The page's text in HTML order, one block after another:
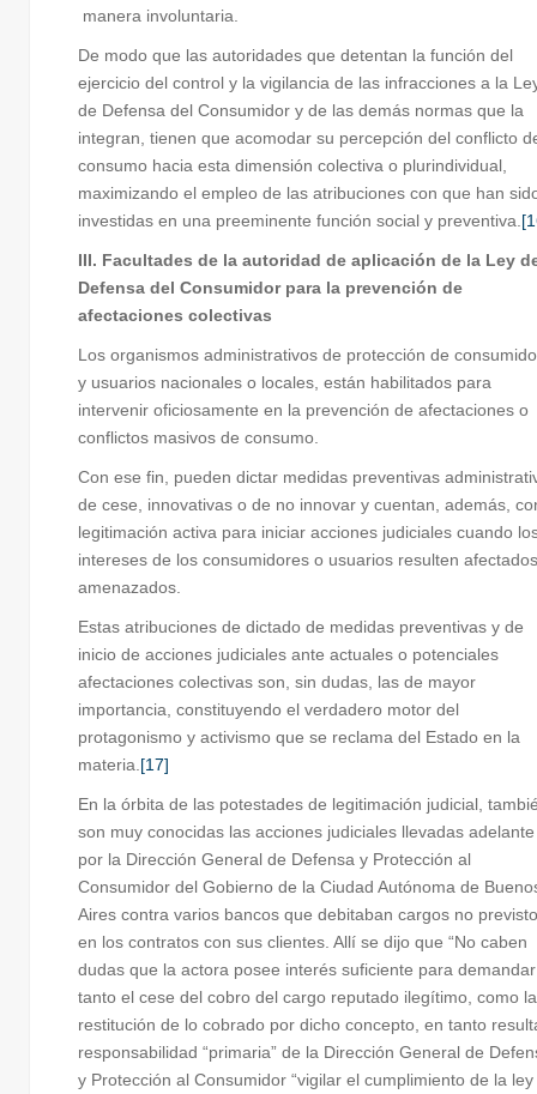
manera involuntaria.
De modo que las autoridades que detentan la función del
ejercicio del control y la vigilancia de las infracciones a la
de Defensa del Consumidor y de las demás normas que la
integran, tienen que acomodar su percepción del conflicto
consumo hacia esta dimensión colectiva o plurindividual,
maximizando el empleo de las atribuciones con que han
investidas en una preeminente función social y preventiva.
III. Facultades de la autoridad de aplicación de la Ley
Defensa del Consumidor para la prevención de
afectaciones colectivas
Los organismos administrativos de protección de
y usuarios nacionales o locales, están habilitados para
intervenir oficiosamente en la prevención de afectaciones o
conflictos masivos de consumo.
Con ese fin, pueden dictar medidas preventivas
de cese, innovativas o de no innovar y cuentan, además,
legitimación activa para iniciar acciones judiciales cuando
intereses de los consumidores o usuarios resulten
amenazados.
Estas atribuciones de dictado de medidas preventivas y de
inicio de acciones judiciales ante actuales o potenciales
afectaciones colectivas son, sin dudas, las de mayor
importancia, constituyendo el verdadero motor del
protagonismo y activismo que se reclama del Estado en la
materia. [17]
En la órbita de las potestades de legitimación judicial,
son muy conocidas las acciones judiciales llevadas adelante
por la Dirección General de Defensa y Protección al
Consumidor del Gobierno de la Ciudad Autónoma de
Aires contra varios bancos que debitaban cargos no
en los contratos con sus clientes. Allí se dijo que “No caben
dudas que la actora posee interés suficiente para demandar
tanto el cese del cobro del cargo reputado ilegítimo, como la
restitución de lo cobrado por dicho concepto, en tanto
responsabilidad “primaria” de la Dirección General de
y Protección al Consumidor “vigilar el cumplimiento de la ley